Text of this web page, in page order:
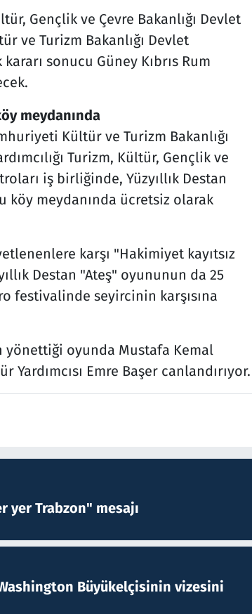
Gençlik ve Çevre Bakanlığı Devlet
ve Turizm Bakanlığı Devlet
sonucu Güney Kıbrıs Rum
meydanında
Kültür ve Turizm Bakanlığı
Turizm, Kültür, Gençlik ve
iş birliğinde, Yüzyıllık Destan
köy meydanında ücretsiz olarak
karşı "Hakimiyet kayıtsız
Destan "Ateş" oyununun da 25
festivalinde seyircinin karşısına
yönettiği oyunda Mustafa Kemal
Emre Başer canlandırıyor.
yer Trabzon" mesajı
Büyükelçisinin vizesini